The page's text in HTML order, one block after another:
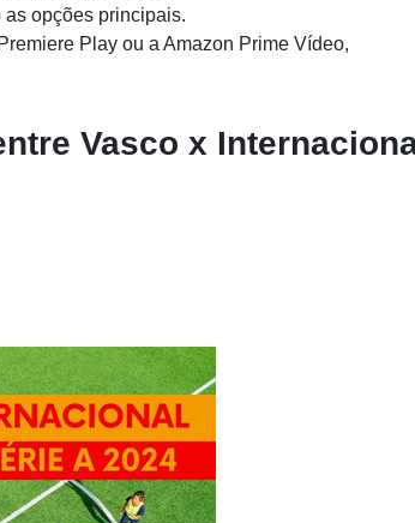
opções principais.
Play ou a Amazon Prime Vídeo,
Vasco x